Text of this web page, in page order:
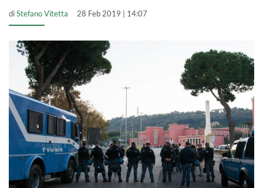
diStefano Vitetta 28 Feb 2019 | 14:07